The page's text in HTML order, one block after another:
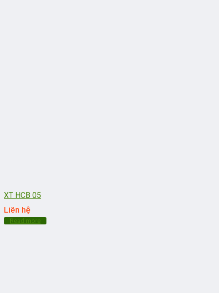
XT HCB 05
Liên hệ
Read more